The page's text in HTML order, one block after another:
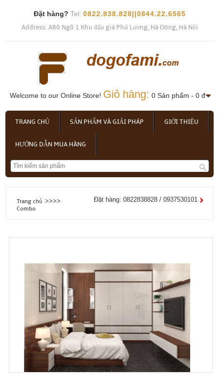
Đặt hàng? Tel: 0822.838.828||0844.22.6565
Address: A80 Ngõ 1 Khu đấu giá Phú Lương, Hà Đông, Hà Nội
Welcome to our Online Store! Giỏ hàng: 0 Sản phẩm - 0 đ
TRANG CHỦ SẢN PHẨM VÀ GIẢI PHÁP GIỚI THIỆU
HƯỚNG DẪN MUA HÀNG
Trang chủ >>>>
Combo
Đặt hàng: 0822838828 / 0937530101